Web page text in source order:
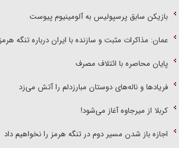
بازیکن سابق پرسپولیس به آلومینیوم پیوست
عمان: مذاکرات مثبت و سازنده با ایران درباره تنگه
پایان محاصره با ائتلاف مصرف
فریاد‌ها و ناله‌های دوستان مبارزدلم را آتش می‌زد
کربلا از میرجاوه آغاز می‌شود!
اجازه باز شدن مسیر دوم در تنگه هرمز را نخواهیم داد